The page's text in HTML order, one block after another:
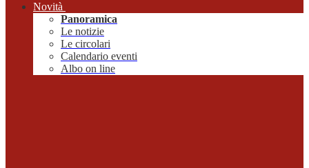
Novità
Panoramica
Le notizie
Le circolari
Calendario eventi
Albo on line